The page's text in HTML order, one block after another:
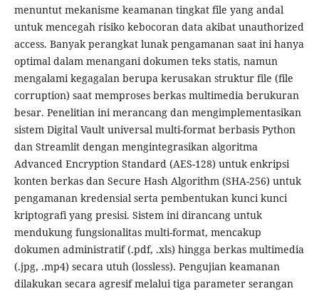
menuntut mekanisme keamanan tingkat file yang andal
untuk mencegah risiko kebocoran data akibat unauthorized
access. Banyak perangkat lunak pengamanan saat ini hanya
optimal dalam menangani dokumen teks statis, namun
mengalami kegagalan berupa kerusakan struktur file (file
corruption) saat memproses berkas multimedia berukuran
besar. Penelitian ini merancang dan mengimplementasikan
sistem Digital Vault universal multi-format berbasis Python
dan Streamlit dengan mengintegrasikan algoritma
Advanced Encryption Standard (AES-128) untuk enkripsi
konten berkas dan Secure Hash Algorithm (SHA-256) untuk
pengamanan kredensial serta pembentukan kunci kunci
kriptografi yang presisi. Sistem ini dirancang untuk
mendukung fungsionalitas multi-format, mencakup
dokumen administratif (.pdf, .xls) hingga berkas multimedia
(.jpg, .mp4) secara utuh (lossless). Pengujian keamanan
dilakukan secara agresif melalui tiga parameter serangan